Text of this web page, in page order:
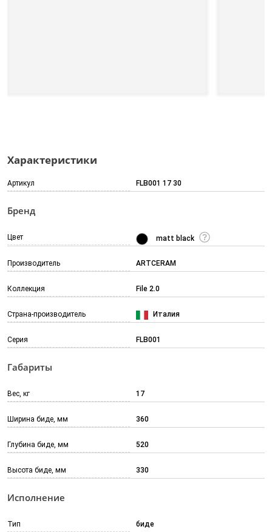
Характеристики
Артикул FLB001 17 30
Бренд
Цвет matt black
Производитель ARTCERAM
Коллекция File 2.0
Страна-производитель Италия
Серия FLB001
Габариты
Вес, кг 17
Ширина биде, мм 360
Глубина биде, мм 520
Высота биде, мм 330
Исполнение
Тип биде